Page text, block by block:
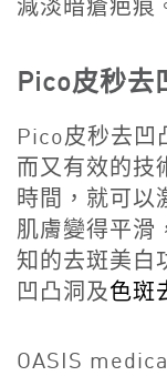
減淡暗瘡疤痕
Pico皮秒去
Pico皮秒去凹
而又有效的技
時間，就可以
肌膚變得平滑
知的去斑美白
凹凸洞及色斑
OASIS